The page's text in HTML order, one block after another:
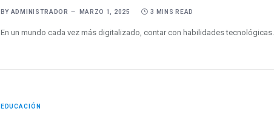
BY ADMINISTRADOR MARZO 1, 2025 3 MINS READ
En un mundo cada vez más digitalizado, contar con habilidades tecnológicas…
EDUCACIÓN